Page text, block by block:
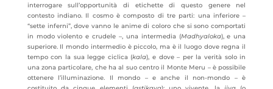
interrogare sull’opportunità di etichette di questo genere nel
contesto indiano. Il cosmo è composto di tre parti: una inferiore –
“sette inferni”, dove vanno le anime di coloro che si sono comportati
in modo violento e crudele –, una intermedia (Madhyaloka), e una
superiore. Il mondo intermedio è piccolo, ma è il luogo dove regna il
tempo con la sua legge ciclica (kala), e dove – per la verità solo in
una zona particolare, che ha al suo centro il Monte Meru – è possibile
ottenere l’illuminazione. Il mondo – e anche il non-mondo – è